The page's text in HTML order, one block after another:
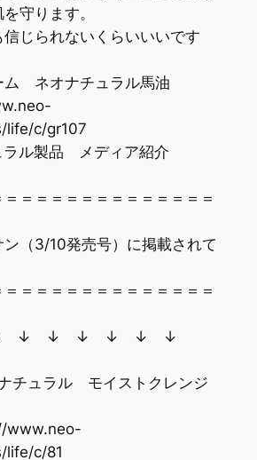
守ります。
じられないくらいいいです
ネオナチュラル馬油
life/c/gr107
ル製品 メディア紹介
＝＝＝＝＝＝＝＝＝＝＝＝
（3/10発売号）に掲載されて
＝＝＝＝＝＝＝＝＝＝＝＝
↓ ↓ ↓ ↓ ↓
ュラル モイストクレンジ
life/c/81